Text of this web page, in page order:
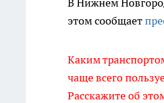
этом сообщает
Каким
чаще всего
Расскажите об